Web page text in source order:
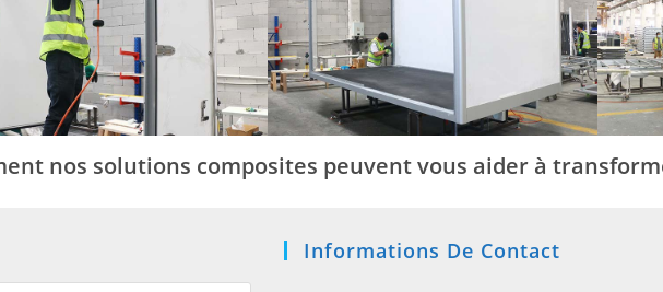
nos solutions composites peuvent vous aider à
Informations De Contact